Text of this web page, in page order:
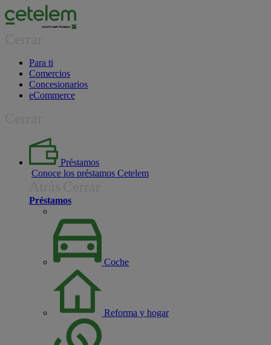
Para ti
Comercios
Concesionarios
eCommerce
Préstamos
Conoce los préstamos Cetelem
Préstamos
Coche
Reforma y hogar